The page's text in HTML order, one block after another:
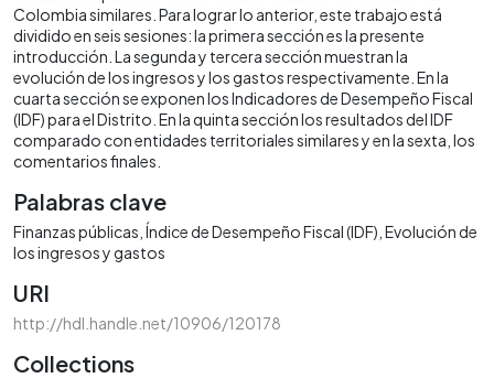
Colombia similares. Para lograr lo anterior, este trabajo está
dividido en seis sesiones: la primera sección es la presente
introducción. La segunda y tercera sección muestran la
evolución de los ingresos y los gastos respectivamente. En la
cuarta sección se exponen los Indicadores de Desempeño Fiscal
(IDF) para el Distrito. En la quinta sección los resultados del IDF
comparado con entidades territoriales similares y en la sexta, los
comentarios finales.
Palabras clave
Finanzas públicas Índice de Desempeño Fiscal (IDF) Evolución de
los ingresos y gastos
URI
http://hdl.handle.net/10906/120178
Collections